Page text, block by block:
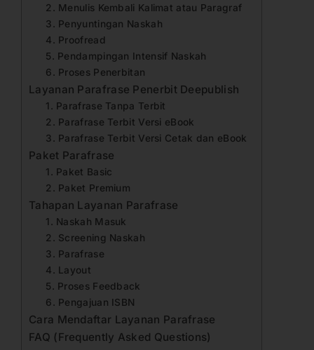
2. Menulis Kembali Kalimat atau Paragraf
3. Penyuntingan Naskah
4. Proofread
5. Pendampingan Intensif Naskah
6. Proses Penerbitan
Layanan Parafrase Penerbit Deepublish
1. Parafrase Tanpa Terbit
2. Parafrase Terbit Versi eBook
3. Parafrase Terbit Versi Cetak dan eBook
Paket Parafrase
1. Paket Basic
2. Paket Premium
Tahapan Layanan Parafrase
1. Naskah Masuk
2. Screening Naskah
3. Parafrase
4. Layout
5. Proses Feedback
6. Pengajuan ISBN
Cara Mendaftar Layanan Parafrase
FAQ (Frequently Asked Questions)